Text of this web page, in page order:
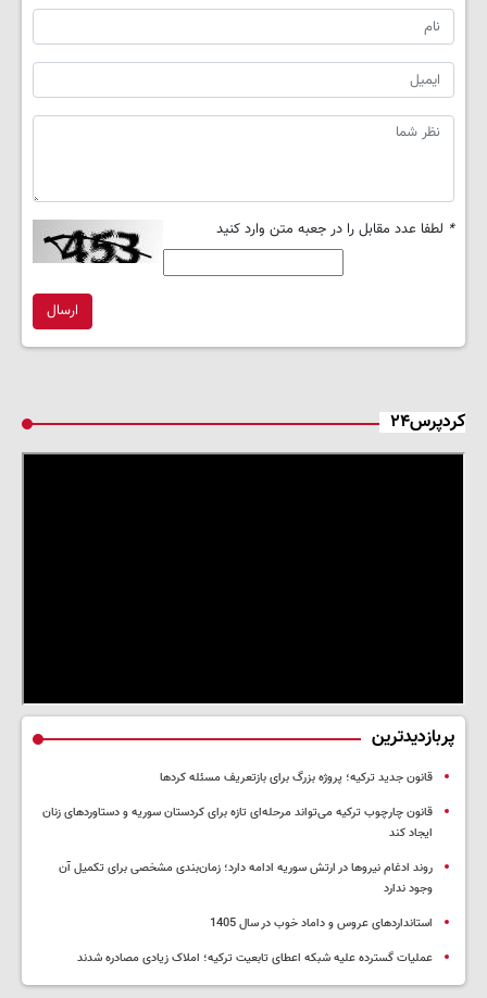
* لطفا عدد مقابل را در جعبه متن وارد کنید
ارسال
کردپرس۲۴
پربازدیدترین
قانون جدید ترکیه؛ پروژه بزرگ‌ برای بازتعریف مسئله کردها
قانون چارچوب ترکیه می‌تواند مرحله‌ای تازه برای کردستان سوریه و دستاوردهای زنان
ایجاد کند
روند ادغام نیروها در ارتش سوریه ادامه دارد؛ زمان‌بندی مشخصی برای تکمیل آن
وجود ندارد
استانداردهای عروس و داماد خوب در سال 1405
عملیات گسترده علیه شبکه اعطای تابعیت ترکیه؛ املاک زیادی مصادره شدند